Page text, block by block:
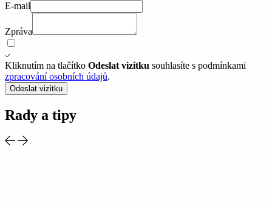
E-mail
Zpráva
Kliknutím na tlačítko Odeslat vizitku souhlasíte s podmínkami
zpracování osobních údajů.
Odeslat vizitku
Rady a tipy